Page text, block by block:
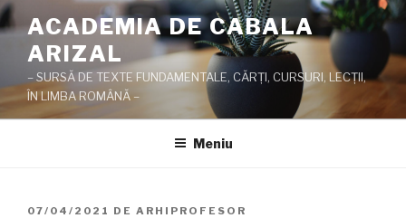
Sari
la
conținut
ACADEMIA DE CABALA
ARIZAL
– SURSĂ DE TEXTE FUNDAMENTALE, CĂRŢI, CURSURI, LECŢII,
ÎN LIMBA ROMÂNĂ –
Meniu
PUBLICAT
07/04/2021 DE ARHIPROFESOR